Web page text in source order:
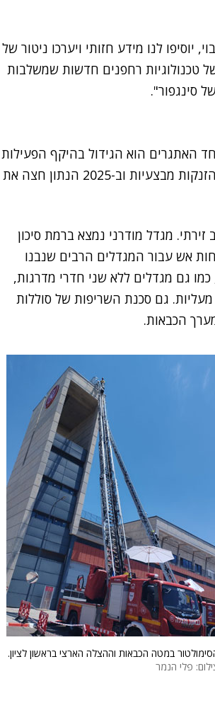
לנו מידע חזותי ויערכו ניטור של
טכנולוגיות רחפנים חדשות שמשלבות
סינגפור".
האתגרים הוא הגידול בהיקף הפעילות
שלנו, והמצב הביטחוני רק מוסיף לכך: ב-2021 היו לנו 89 אלף הזנקות מבצעיות וב-2025 הנתון חצה את
מגדל מודרני נמצא ברמת סיכון
אש עבור המגדלים הרבים שנבנו
גם מגדלים ללא שני חדרי מדרגות,
גם סכנת השריפות של סוללות
הכבאות.
במטה הכבאות וההצלה הארצי בראשון לציון.
פלי הנמר